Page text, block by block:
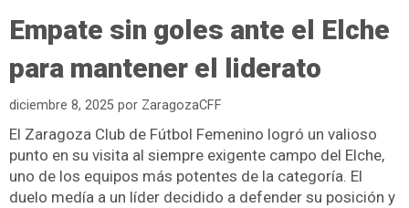
Empate sin goles ante el Elche
para mantener el liderato
diciembre 8, 2025 por ZaragozaCFF
El Zaragoza Club de Fútbol Femenino logró un valioso
punto en su visita al siempre exigente campo del Elche,
uno de los equipos más potentes de la categoría. El
duelo medía a un líder decidido a defender su posición y